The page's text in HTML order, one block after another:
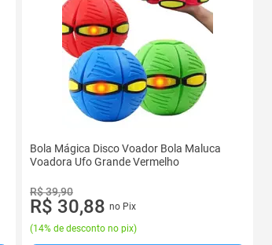
Bola Mágica Disco Voador Bola Maluca
Voadora Ufo Grande Vermelho
R$ 39,90
R$ 30,88 no Pix
(14% de desconto no pix)